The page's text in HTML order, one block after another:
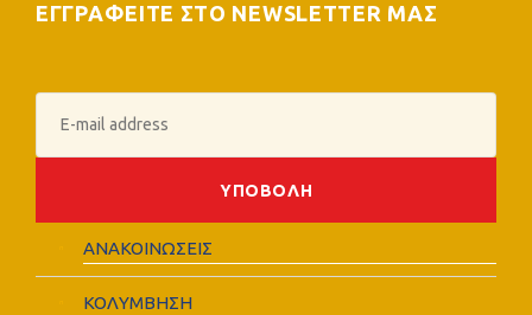
ΕΓΓΡΑΦΕΙΤΕ ΣΤΟ NEWSLETTER ΜΑΣ
ΑΝΑΚΟΙΝΩΣΕΙΣ
ΚΟΛΥΜΒΗΣΗ